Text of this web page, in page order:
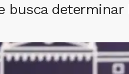
busca